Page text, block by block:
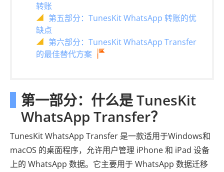
转账
第五部分：TunesKit WhatsApp 转账的优
缺点
第六部分：TunesKit WhatsApp Transfer
的最佳替代方案
第一部分：什么是 TunesKit
WhatsApp Transfer？
TunesKit WhatsApp Transfer 是一款适用于Windows和
macOS 的桌面程序，允许用户管理 iPhone 和 iPad 设备
上的 WhatsApp 数据。它主要用于 WhatsApp 数据迁移